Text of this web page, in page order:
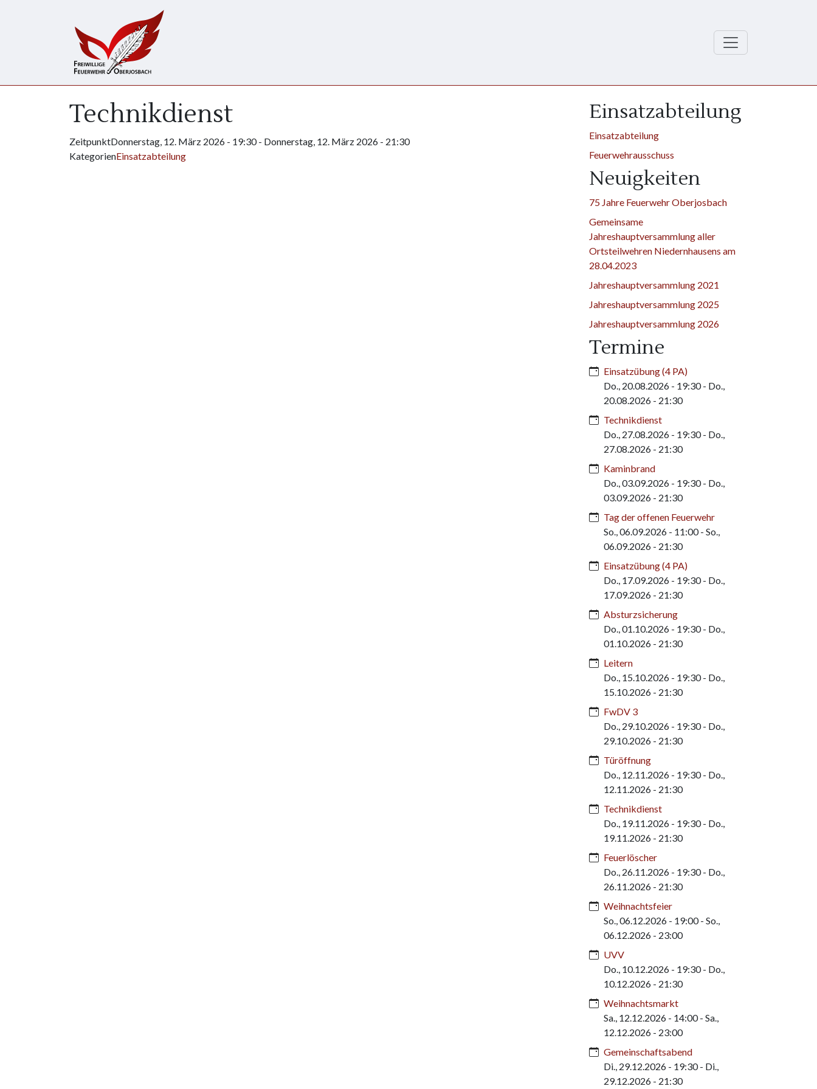
Technikdienst
ZeitpunktDonnerstag, 12. März 2026 - 19:30- Donnerstag, 12. März 2026 - 21:30
KategorienEinsatzabteilung
Einsatzabteilung
Einsatzabteilung
Feuerwehrausschuss
Neuigkeiten
75 Jahre Feuerwehr Oberjosbach
Gemeinsame
Jahreshauptversammlung aller
Ortsteilwehren Niedernhausens am
28.04.2023
Jahreshauptversammlung 2021
Jahreshauptversammlung 2025
Jahreshauptversammlung 2026
Termine
Einsatzübung (4 PA)
Do., 20.08.2026 - 19:30- Do.,
20.08.2026 - 21:30
Technikdienst
Do., 27.08.2026 - 19:30- Do.,
27.08.2026 - 21:30
Kaminbrand
Do., 03.09.2026 - 19:30- Do.,
03.09.2026 - 21:30
Tag der offenen Feuerwehr
So., 06.09.2026 - 11:00- So.,
06.09.2026 - 21:30
Einsatzübung (4 PA)
Do., 17.09.2026 - 19:30- Do.,
17.09.2026 - 21:30
Absturzsicherung
Do., 01.10.2026 - 19:30- Do.,
01.10.2026 - 21:30
Leitern
Do., 15.10.2026 - 19:30- Do.,
15.10.2026 - 21:30
FwDV 3
Do., 29.10.2026 - 19:30- Do.,
29.10.2026 - 21:30
Türöffnung
Do., 12.11.2026 - 19:30- Do.,
12.11.2026 - 21:30
Technikdienst
Do., 19.11.2026 - 19:30- Do.,
19.11.2026 - 21:30
Feuerlöscher
Do., 26.11.2026 - 19:30- Do.,
26.11.2026 - 21:30
Weihnachtsfeier
So., 06.12.2026 - 19:00- So.,
06.12.2026 - 23:00
UVV
Do., 10.12.2026 - 19:30- Do.,
10.12.2026 - 21:30
Weihnachtsmarkt
Sa., 12.12.2026 - 14:00- Sa.,
12.12.2026 - 23:00
Gemeinschaftsabend
Di., 29.12.2026 - 19:30- Di.,
29.12.2026 - 21:30